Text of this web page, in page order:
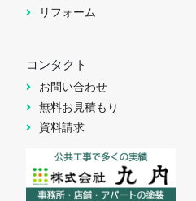
リフォーム
コンタクト
お問い合わせ
無料お見積もり
資料請求